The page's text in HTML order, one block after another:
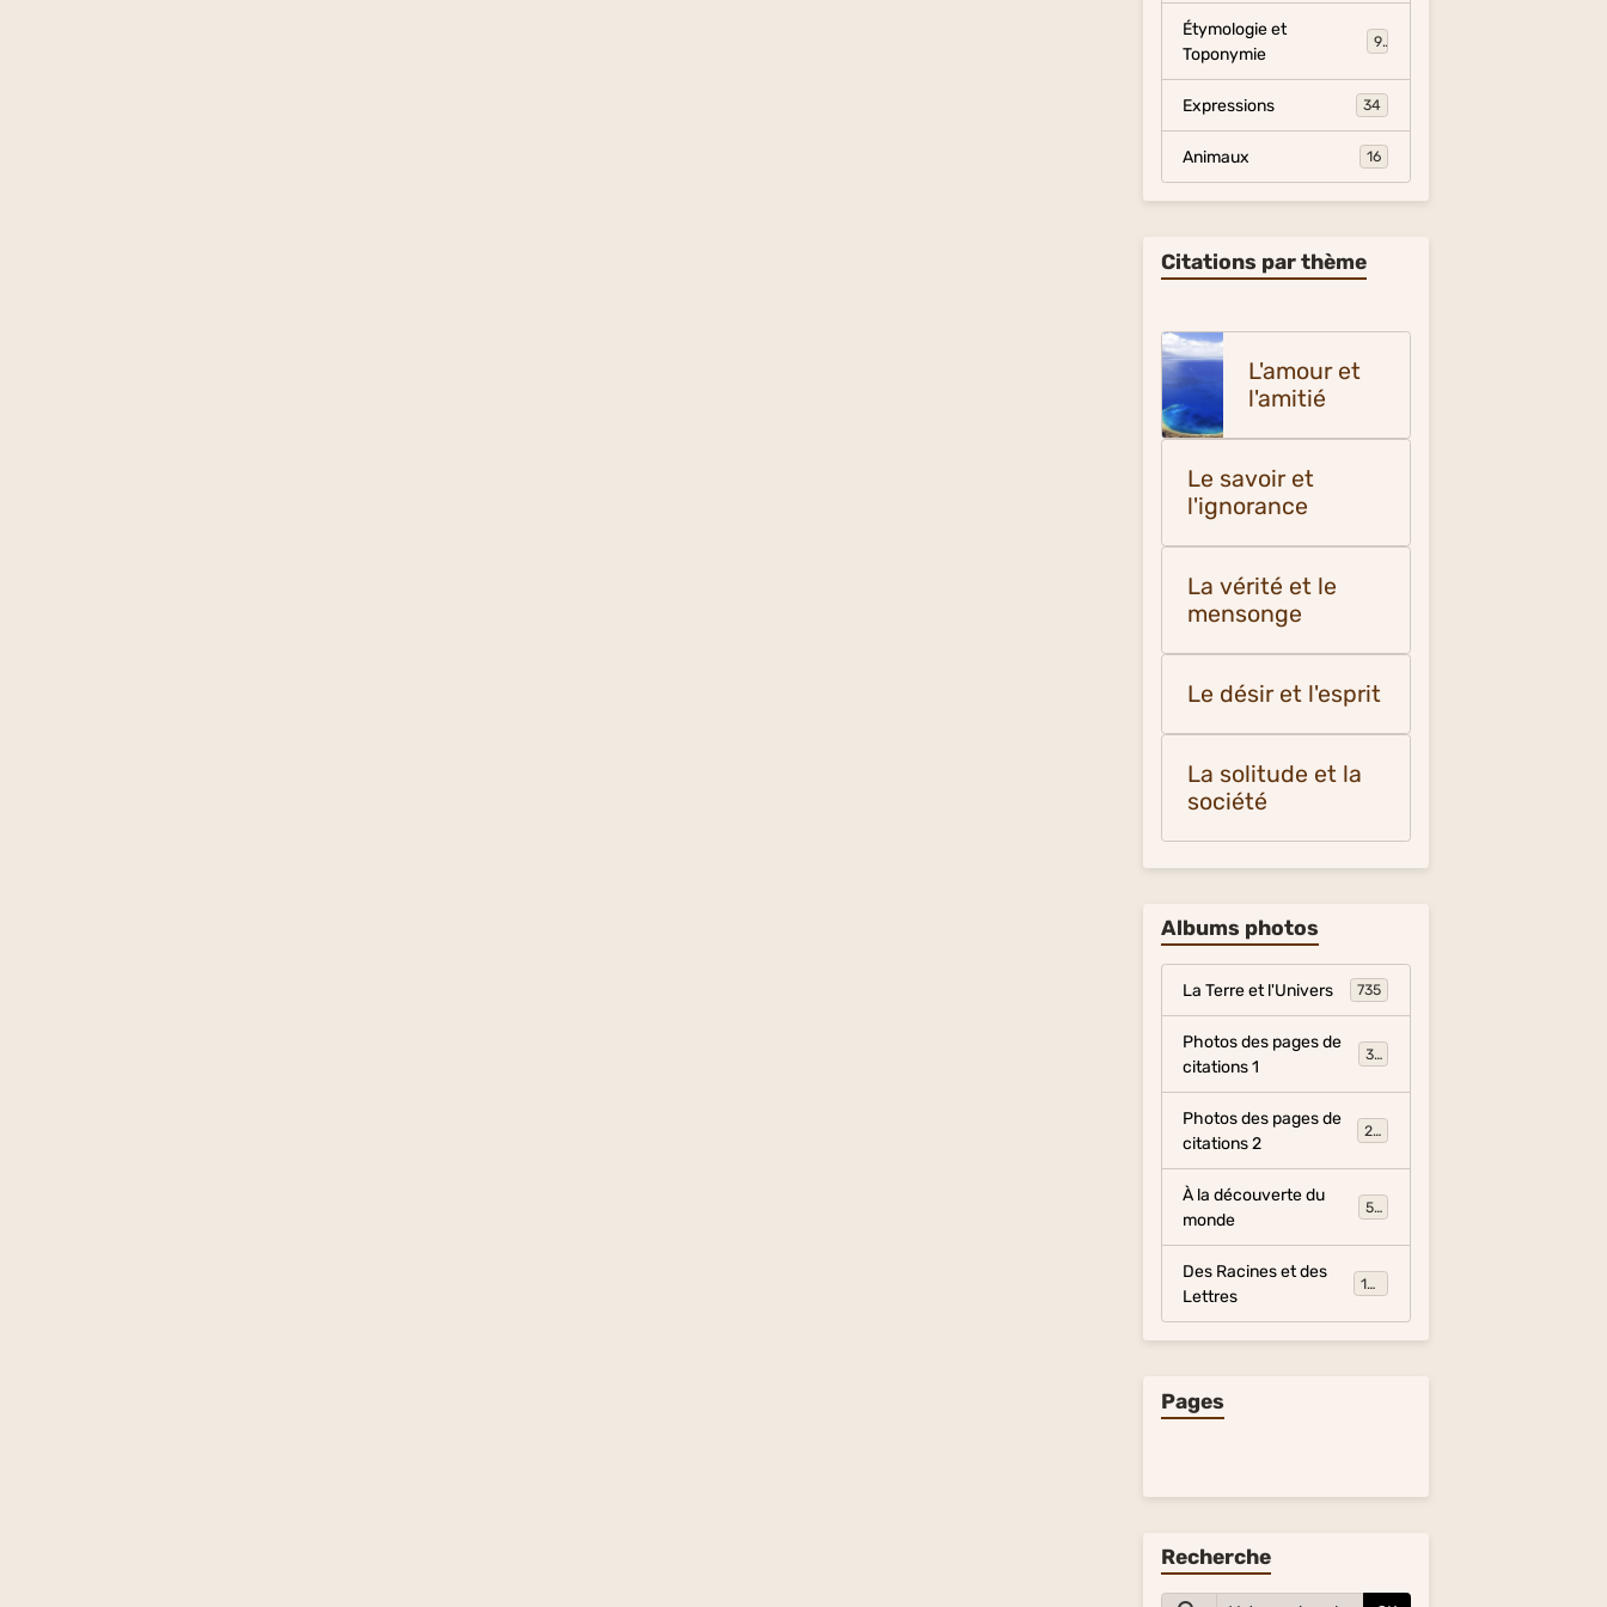
Étymologie et
Toponymie
9
Expressions 34
Animaux 16
Citations par thème
L'amour et
l'amitié
Le savoir et
l'ignorance
La vérité et le
mensonge
Le désir et l'esprit
La solitude et la
société
Albums photos
La Terre et l'Univers 735
Photos des pages de
citations 1
317
Photos des pages de
citations 2
281
À la découverte du
monde
54
Des Racines et des
Lettres
134
Pages
Recherche